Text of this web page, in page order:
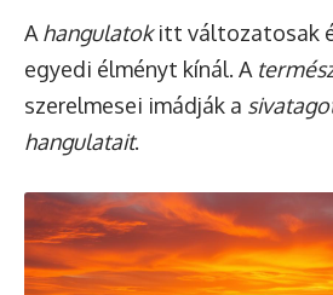
A hangulatokitt változatosak
egyedi élményt kínál. A
szerelmesei imádják a
hangulatait.